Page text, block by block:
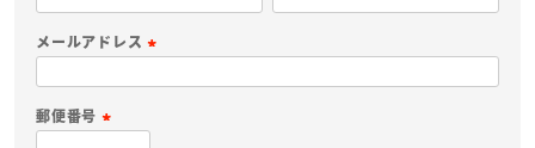
)
須
)
メールアドレス
須
郵便番号